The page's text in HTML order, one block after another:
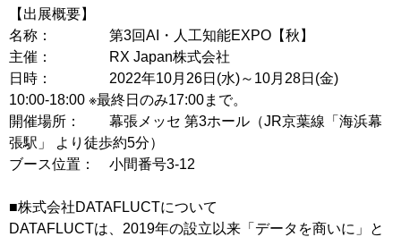
【出展概要】
名称： 第3回AI・人工知能EXPO【秋】
主催： RX Japan株式会社
日時： 2022年10月26日(水)～10月28日(金)
10:00-18:00 ※最終日のみ17:00まで。
開催場所： 幕張メッセ 第3ホール（JR京葉線「海浜幕
張駅」 より徒歩約5分）
ブース位置： 小間番号3-12
■株式会社DATAFLUCTについて
DATAFLUCTは、2019年の設立以来「データを商いに」と